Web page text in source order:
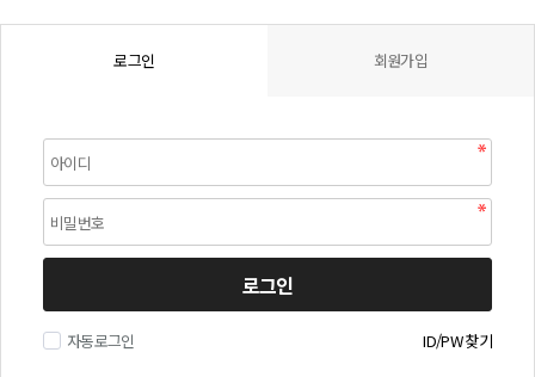
로그인 회원가입
로그인
자동로그인 ID/PW 찾기